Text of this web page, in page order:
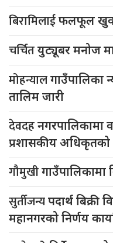
बिरामिलाईफलफूल
चर्चितयुट्यूबर मनोज
मोहन्यालगाउँपालिका
तालिम जारी
देवदहनगरपालिकामा
प्रशासकीय अधिकृतको
गौमुखीगाउँपालिकामा
सुर्तीजन्यपदार्थ बिक्री
महानगरको निर्णय